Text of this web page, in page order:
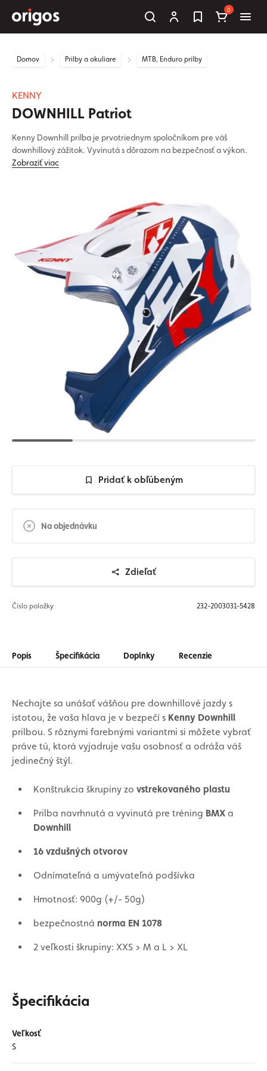
0
Domov Prilby a okuliare MTB, Enduro prilby
KENNY
DOWNHILL Patriot
Kenny Downhill prilba je prvotriednym spoločníkom pre váš
downhillový zážitok. Vyvinutá s dôrazom na bezpečnosť a výkon.
Zobraziť viac
Pridať k obľúbeným
Na objednávku
Zdieľať
Číslo položky 232-2003031-5428
Popis Špecifikácia Doplnky Recenzie
Nechajte sa unášať vášňou pre downhillové jazdy s
istotou, že vaša hlava je v bezpečí s Kenny Downhill
prilbou. S rôznymi farebnými variantmi si môžete vybrať
práve tú, ktorá vyjadruje vašu osobnosť a odráža váš
jedinečný štýl.
Konštrukcia škrupiny zo vstrekovaného plastu
Prilba navrhnutá a vyvinutá pre tréning BMX a
Downhill
16 vzdušných otvorov
Odnímateľná a umývateľná podšívka
Hmotnosť: 900g (+/- 50g)
bezpečnostná norma EN 1078
2 veľkosti škrupiny: XXS > M a L > XL
Špecifikácia
Veľkosť
S